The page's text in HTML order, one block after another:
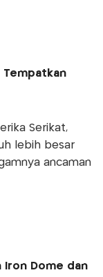
Tempatkan
Serikat,
lebih besar
ancaman
Iron Dome dan